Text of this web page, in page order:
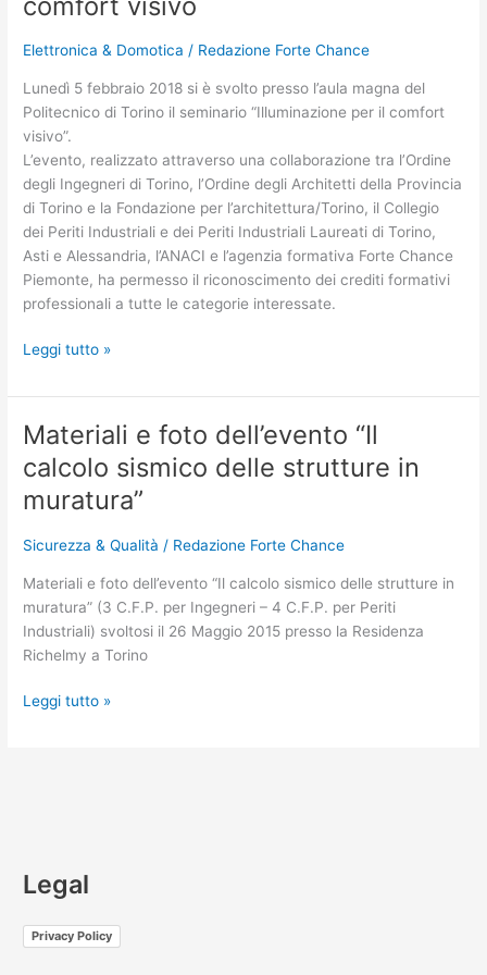
Elettronica & Domotica / Redazione Forte Chance
Lunedì 5 febbraio 2018 si è svolto presso l’aula magna del
Politecnico di Torino il seminario “Illuminazione per il comfort
visivo”.
L’evento, realizzato attraverso una collaborazione tra l’Ordine
degli Ingegneri di Torino, l’Ordine degli Architetti della Provincia
di Torino e la Fondazione per l’architettura/Torino, il Collegio
dei Periti Industriali e dei Periti Industriali Laureati di Torino,
Asti e Alessandria, l’ANACI e l’agenzia formativa Forte Chance
Piemonte, ha permesso il riconoscimento dei crediti formativi
professionali a tutte le categorie interessate.
Leggi tutto »
Materiali e foto dell’evento “Il
calcolo sismico delle strutture in
muratura”
Sicurezza & Qualità / Redazione Forte Chance
Materiali e foto dell’evento “Il calcolo sismico delle strutture in
muratura” (3 C.F.P. per Ingegneri – 4 C.F.P. per Periti
Industriali) svoltosi il 26 Maggio 2015 presso la Residenza
Richelmy a Torino
Materiali
foto
dell’evento
calcolo
sismico
strutture
in
muratura”
Leggi tutto »
Legal
Privacy Policy